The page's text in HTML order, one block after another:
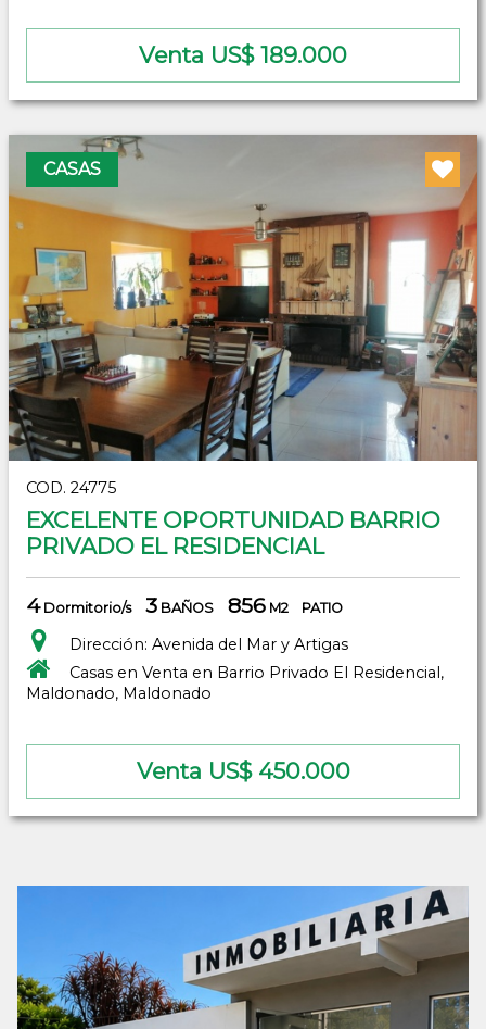
Venta US$ 189.000
CASAS
COD. 24775
EXCELENTE OPORTUNIDAD BARRIO
PRIVADO EL RESIDENCIAL
4Dormitorio/s 3BAÑOS 856M2 PATIO
Dirección: Avenida del Mar y Artigas
Casas en Venta en Barrio Privado El Residencial,
Maldonado, Maldonado
Venta US$ 450.000